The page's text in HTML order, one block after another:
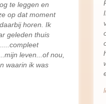
te leggen en
op dat moment
horen. Ik
geleden thuis
leven...of nou,
waarin ik was